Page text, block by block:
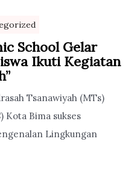
School Gelar
Ikuti Kegiatan
Tsanawiyah (MTs)
Kota Bima sukses
Lingkungan